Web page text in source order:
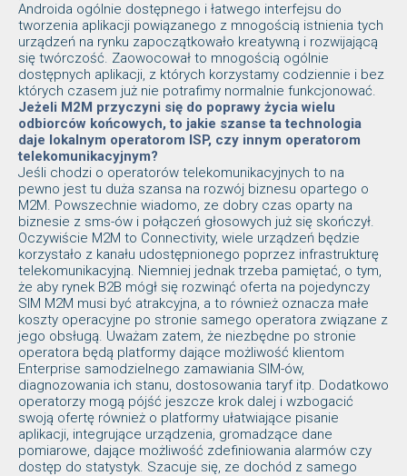
Androida ogólnie dostępnego i łatwego interfejsu do
tworzenia aplikacji powiązanego z mnogością istnienia tych
urządzeń na rynku zapoczątkowało kreatywną i rozwijającą
się twórczość. Zaowocował to mnogością ogólnie
dostępnych aplikacji, z których korzystamy codziennie i bez
których czasem już nie potrafimy normalnie funkcjonować.
Jeżeli M2M przyczyni się do poprawy życia wielu
odbiorców końcowych, to jakie szanse ta technologia
daje lokalnym operatorom ISP, czy innym operatorom
telekomunikacyjnym?
Jeśli chodzi o operatorów telekomunikacyjnych to na
pewno jest tu duża szansa na rozwój biznesu opartego o
M2M. Powszechnie wiadomo, ze dobry czas oparty na
biznesie z sms-ów i połączeń głosowych już się skończył.
Oczywiście M2M to Connectivity, wiele urządzeń będzie
korzystało z kanału udostępnionego poprzez infrastrukturę
telekomunikacyjną. Niemniej jednak trzeba pamiętać, o tym,
że aby rynek B2B mógł się rozwinąć oferta na pojedynczy
SIM M2M musi być atrakcyjna, a to również oznacza małe
koszty operacyjne po stronie samego operatora związane z
jego obsługą. Uważam zatem, że niezbędne po stronie
operatora będą platformy dające możliwość klientom
Enterprise samodzielnego zamawiania SIM-ów,
diagnozowania ich stanu, dostosowania taryf itp. Dodatkowo
operatorzy mogą pójść jeszcze krok dalej i wzbogacić
swoją ofertę również o platformy ułatwiające pisanie
aplikacji, integrujące urządzenia, gromadzące dane
pomiarowe, dające możliwość zdefiniowania alarmów czy
dostęp do statystyk. Szacuje się, ze dochód z samego